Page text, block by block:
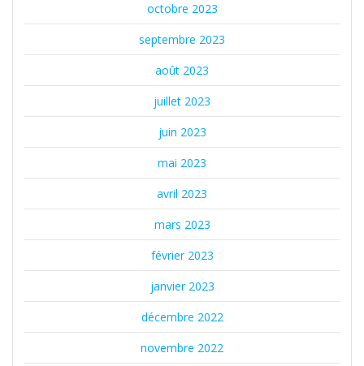
octobre 2023
septembre 2023
août 2023
juillet 2023
juin 2023
mai 2023
avril 2023
mars 2023
février 2023
janvier 2023
décembre 2022
novembre 2022